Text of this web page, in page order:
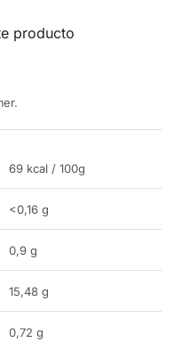
producto
69 kcal / 100g
<0,16 g
0,9 g
15,48 g
0,72 g